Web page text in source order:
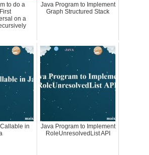
to do a
on a
Java Program to Implement
Graph Structured Stack
in
Java Program to Implement
RoleUnresolvedList API